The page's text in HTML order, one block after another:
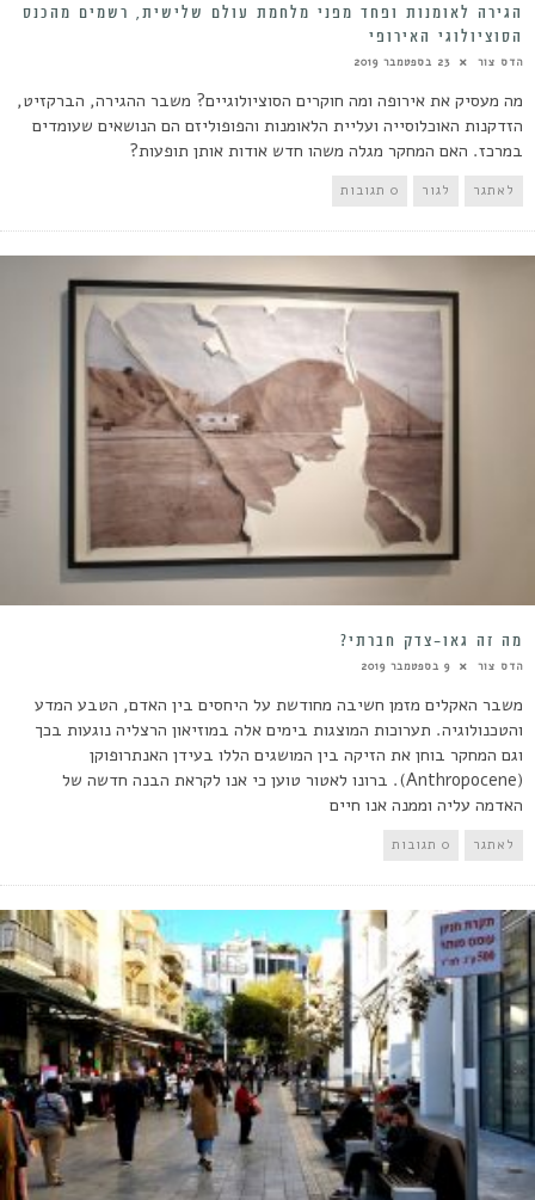
הגירה לאומנות ופחד מפני מלחמת עולם שלישית, רשמים מהכנס
הסוציולוגי האירופי
הדס צור 23 בספטמבר 2019
מה מעסיק את אירופה ומה חוקרים הסוציולוגיים? משבר ההגירה, הברקזיט,
הזדקנות האוכלוסייה ועליית הלאומנות והפופוליזם הם הנושאים שעומדים
במרכז. האם המחקר מגלה משהו חדש אודות אותן תופעות?
לאתגר לגור 0 תגובות
מה זה גאו-צדק חברתי?
הדס צור 9 בספטמבר 2019
משבר האקלים מזמן חשיבה מחודשת על היחסים בין האדם, הטבע המדע
והטכנולוגיה. תערוכות המוצגות בימים אלה במוזיאון הרצליה נוגעות בכך
וגם המחקר בוחן את הזיקה בין המושגים הללו בעידן האנתרופוקן
(Anthropocene). ברונו לאטור טוען כי אנו לקראת הבנה חדשה של
האדמה עליה וממנה אנו חיים
לאתגר 0 תגובות